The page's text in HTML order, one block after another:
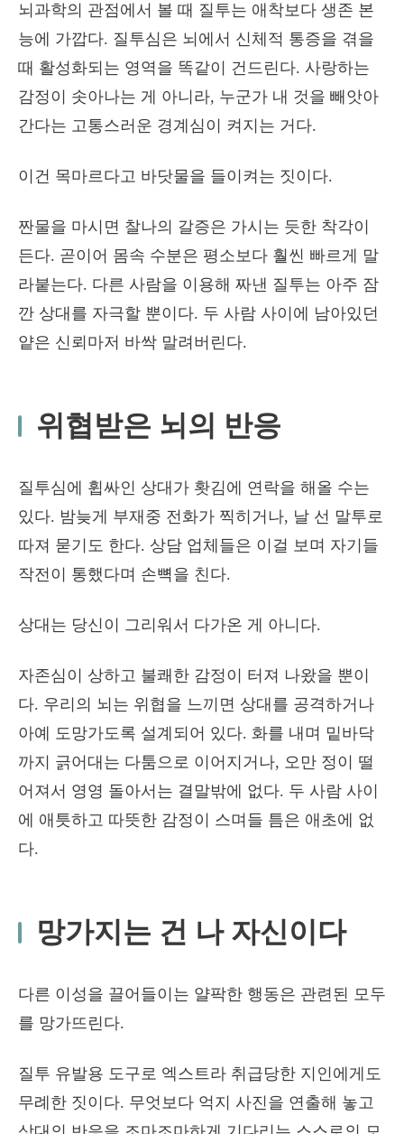
뇌과학의 관점에서 볼 때 질투는 애착보다 생존 본
능에 가깝다. 질투심은 뇌에서 신체적 통증을 겪을
때 활성화되는 영역을 똑같이 건드린다. 사랑하는
감정이 솟아나는 게 아니라, 누군가 내 것을 빼앗아
간다는 고통스러운 경계심이 켜지는 거다.
이건 목마르다고 바닷물을 들이켜는 짓이다.
짠물을 마시면 찰나의 갈증은 가시는 듯한 착각이
든다. 곧이어 몸속 수분은 평소보다 훨씬 빠르게 말
라붙는다. 다른 사람을 이용해 짜낸 질투는 아주 잠
깐 상대를 자극할 뿐이다. 두 사람 사이에 남아있던
얕은 신뢰마저 바싹 말려버린다.
위협받은 뇌의 반응
질투심에 휩싸인 상대가 홧김에 연락을 해올 수는
있다. 밤늦게 부재중 전화가 찍히거나, 날 선 말투로
따져 묻기도 한다. 상담 업체들은 이걸 보며 자기들
작전이 통했다며 손뼉을 친다.
상대는 당신이 그리워서 다가온 게 아니다.
자존심이 상하고 불쾌한 감정이 터져 나왔을 뿐이
다. 우리의 뇌는 위협을 느끼면 상대를 공격하거나
아예 도망가도록 설계되어 있다. 화를 내며 밑바닥
까지 긁어대는 다툼으로 이어지거나, 오만 정이 떨
어져서 영영 돌아서는 결말밖에 없다. 두 사람 사이
에 애틋하고 따뜻한 감정이 스며들 틈은 애초에 없
다.
망가지는 건 나 자신이다
다른 이성을 끌어들이는 얄팍한 행동은 관련된 모두
를 망가뜨린다.
질투 유발용 도구로 엑스트라 취급당한 지인에게도
무례한 짓이다. 무엇보다 억지 사진을 연출해 놓고